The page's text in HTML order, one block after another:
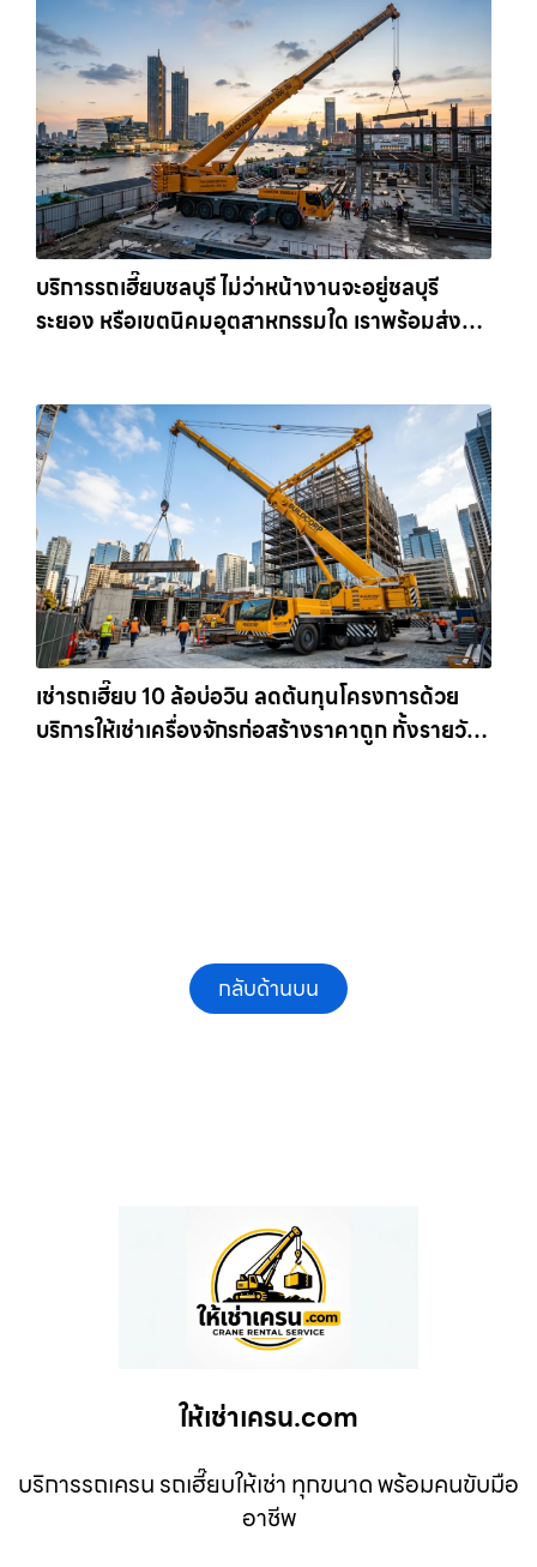
บริการรถเฮี๊ยบชลบุรี ไม่ว่าหน้างานจะอยู่ชลบุรี
ระยอง หรือเขตนิคมอุตสาหกรรมใด เราพร้อมส่งรถ
เช่ารถเฮี๊ยบ 10 ล้อบ่อวิน ลดต้นทุนโครงการด้วย
บริการให้เช่าเครื่องจักรก่อสร้างราคาถูก ทั้งรายวัน
กลับด้านบน
ให้เช่าเครน.com
บริการรถเครน รถเฮี๊ยบให้เช่า ทุกขนาด พร้อมคนขับมือ
อาชีพ